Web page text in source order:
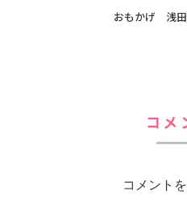
おもかげ 浅
コメ
コメント